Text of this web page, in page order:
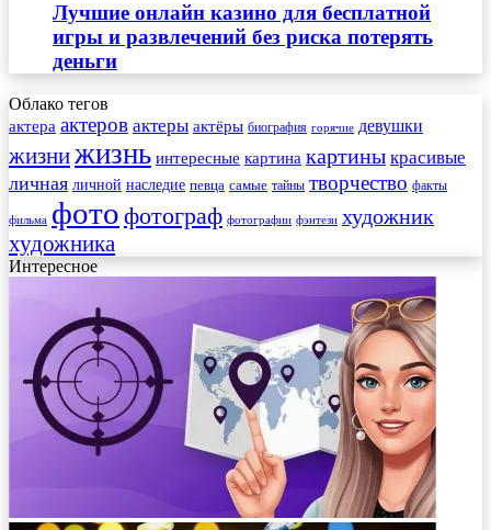
Лучшие онлайн казино для бесплатной
игры и развлечений без риска потерять
деньги
Облако тегов
актера актеров актеры актёры биография горячие девушки
жизнижизнь интересные картина картины красивые
личная личной наследие певца самые тайны творчество факты
фильма фото фотограф фотографии фэнтези художник
художника
Интересное